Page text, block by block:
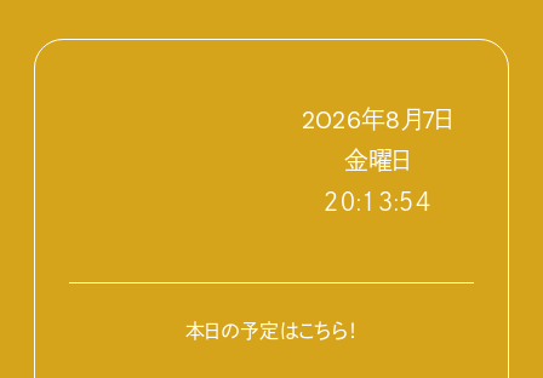
2026年8月7日
金曜日
２０:１３:５５
本日の予定はこちら！